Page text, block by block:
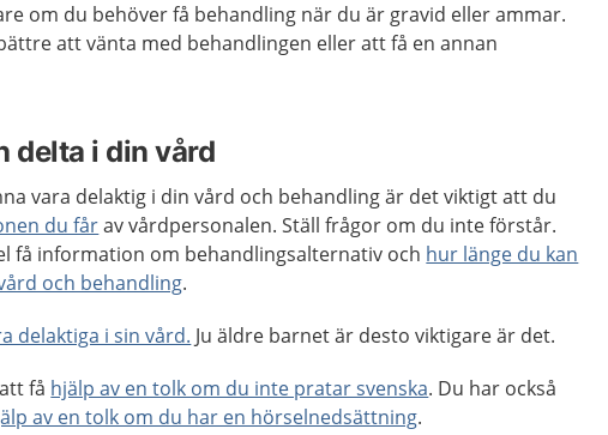
om du behöver få behandling när du är gravid eller ammar.
att vänta med behandlingen eller att få en annan
delta i din vård
vara delaktig i din vård och behandling är det viktigt att du
du fårav vårdpersonalen. Ställ frågor om du inte förstår.
få information om behandlingsalternativ och hur länge du kan
och behandling.
delaktiga i sin vård. Ju äldre barnet är desto viktigare är det.
få hjälp av en tolk om du inte pratar svenska. Du har också
av en tolk om du har en hörselnedsättning.